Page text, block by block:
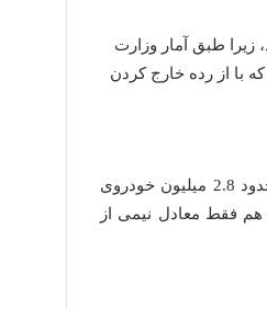
طبق آمار وزارت
وجود دارد که با از رده خارج کردن
حتی اگر اصل مدیریتی «پارتو» را مبنا قرار دهیم، احتمالا بتوان با از رده خارج کردن حدود 2.8 میلیون خودروی
باز هم فقط معادل نیمی از